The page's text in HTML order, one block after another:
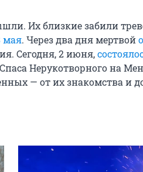
Их близкие забили
мая. Через два дня мертвой
Сегодня, 2 июня,
Нерукотворного на
— от их знакомства и